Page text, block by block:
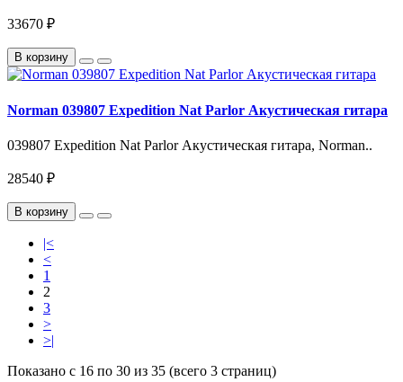
33670 ₽
В корзину
Norman 039807 Expedition Nat Parlor Акустическая гитара
039807 Expedition Nat Parlor Акустическая гитара, Norman..
28540 ₽
В корзину
|<
<
1
2
3
>
>|
Показано с 16 по 30 из 35 (всего 3 страниц)